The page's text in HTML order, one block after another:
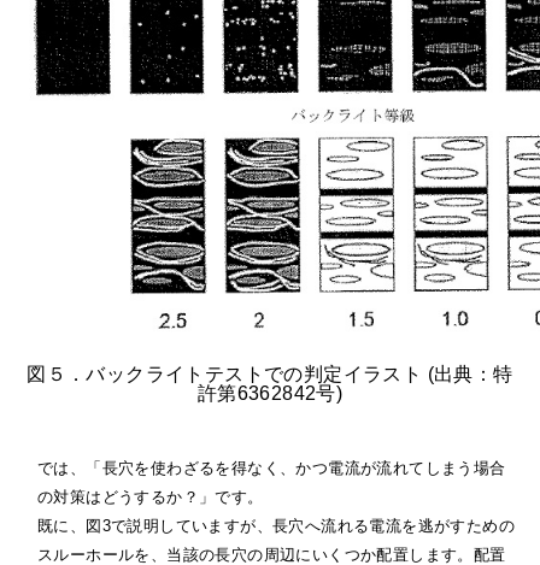
図５．バックライトテストでの判定イラスト (出典：特
許第6362842号)
では、「長穴を使わざるを得なく、かつ電流が流れてしまう場合
の対策はどうするか？」です。
既に、図3で説明していますが、長穴へ流れる電流を逃がすための
スルーホールを、当該の長穴の周辺にいくつか配置します。配置